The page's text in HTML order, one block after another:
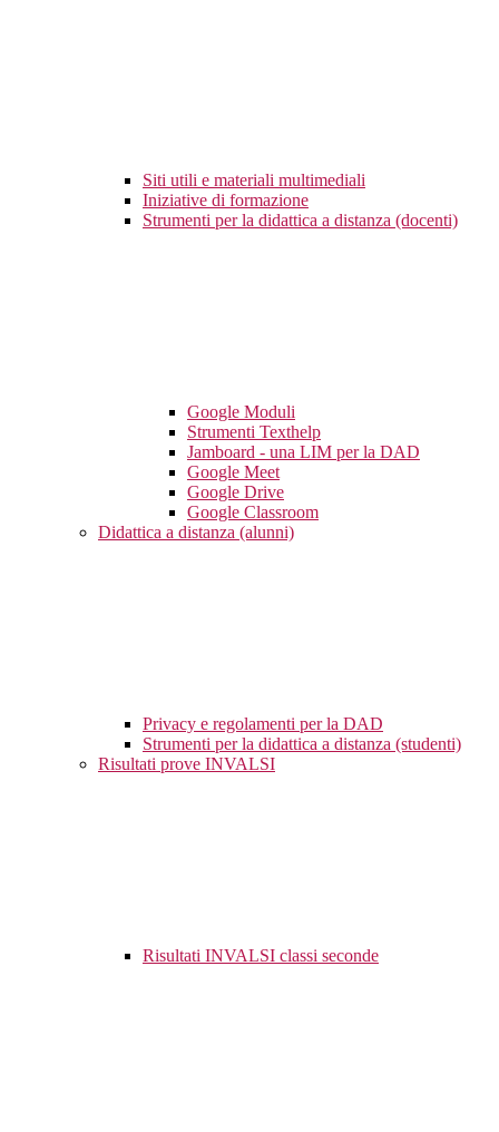
Siti utili e materiali multimediali
Iniziative di formazione
Strumenti per la didattica a distanza (docenti)
Google Moduli
Strumenti Texthelp
Jamboard - una LIM per la DAD
Google Meet
Google Drive
Google Classroom
Didattica a distanza (alunni)
Privacy e regolamenti per la DAD
Strumenti per la didattica a distanza (studenti)
Risultati prove INVALSI
Risultati INVALSI classi seconde